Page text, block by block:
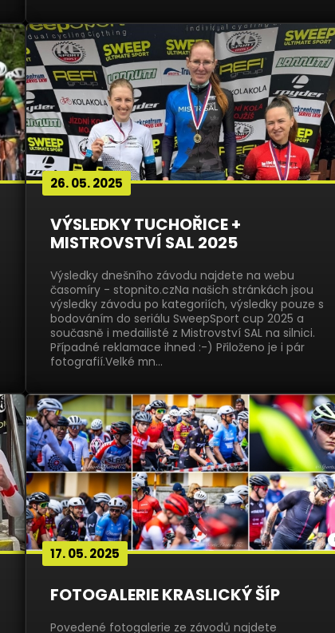
26. 05. 2025
VÝSLEDKY TUCHOŘICE +
MISTROVSTVÍ SAL 2025
Výsledky dnešního závodu najdete na webu
časomíry - stopnito.czNa našich stránkách jsou
výsledky závodu po kategoriích, výsledky pouze s
bodováním do seriálu SweepSport cup 2025 a
současně i medailisté z Mistrovství SAL na silnici.
Případné reklamace ihned :-) Přiloženo je i pár
fotografií.Velké mn…
17. 05. 2025
FOTOGALERIE KRASLICKÝ ŠÍP
Povedené fotogalerie ze závodů najdete